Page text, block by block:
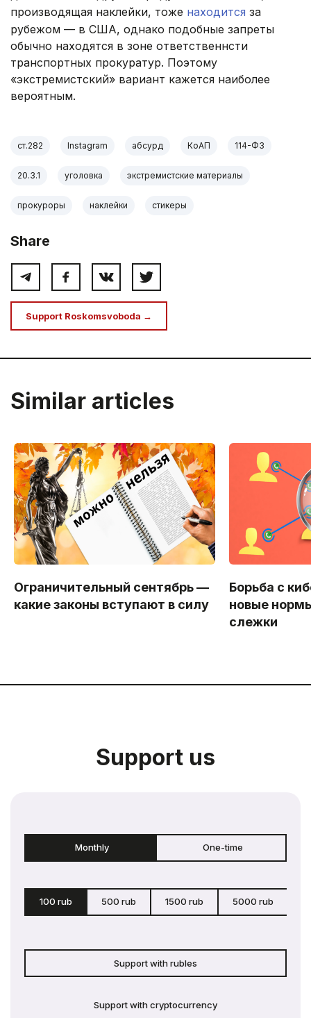
производящая наклейки, тоже находится за
рубежом — в США, однако подобные запреты
обычно находятся в зоне ответственнсти
транспортных прокуратур. Поэтому
«экстремистский» вариант кажется наиболее
вероятным.
ст.282 Instagram абсурд КоАП 114-ФЗ
20.3.1 уголовка экстремистские материалы
прокуроры наклейки стикеры
Share
Support Roskomsvoboda →
Similar articles
Ограничительный сентябрь —
какие законы вступают в силу
Борьба с
новые
слежки
Support us
Monthly One-time
100 rub 500 rub 1500 rub 5000 rub
Support with rubles
Support with cryptocurrency